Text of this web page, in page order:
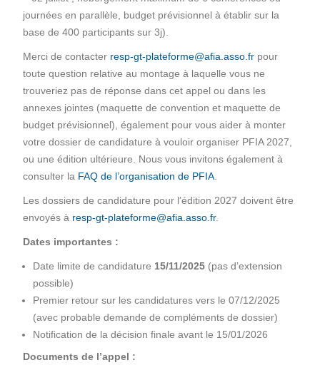
journées en parallèle, budget prévisionnel à établir sur la
base de 400 participants sur 3j).
Merci de contacter resp-gt-plateforme@afia.asso.frpour
toute question relative au montage à laquelle vous ne
trouveriez pas de réponse dans cet appel ou dans les
annexes jointes (maquette de convention et maquette de
budget prévisionnel), également pour vous aider à monter
votre dossier de candidature à vouloir organiser PFIA 2027,
ou une édition ultérieure. Nous vous invitons également à
consulter la FAQ de l’organisation de PFIA.
Les dossiers de candidature pour l’édition 2027 doivent être
envoyés à resp-gt-plateforme@afia.asso.fr.
Dates importantes :
Date limite de candidature 15/11/2025(pas d’extension
possible)
Premier retour sur les candidatures vers le 07/12/2025
(avec probable demande de compléments de dossier)
Notification de la décision finale avant le 15/01/2026
Documents de l’appel :